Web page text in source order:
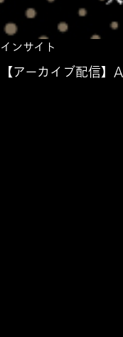
インサイト
【アーカイブ配信